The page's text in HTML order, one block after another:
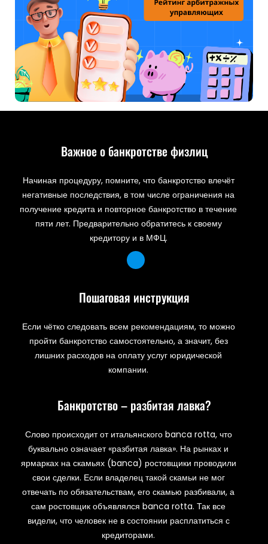
Важное о банкротстве физлиц
Начиная процедуру, помните, что банкротство влечёт
негативные последствия, в том числе ограничения на
получение кредита и повторное банкротство в течение
пяти лет. Предварительно обратитесь к своему
кредитору и в МФЦ.
Пошаговая инструкция
Если чётко следовать всем рекомендациям, то можно
пройти банкротство самостоятельно, а значит, без
лишних расходов на оплату услуг юридической
компании.
Банкротство – разбитая лавка?
Слово происходит от итальянского banca rotta, что
буквально означает «разбитая лавка». На рынках и
ярмарках на скамьях (banca) ростовщики проводили
свои сделки. Если владелец такой скамьи не мог
отвечать по обязательствам, его скамью разбивали, а
сам ростовщик объявлялся banca rotta. Так все
видели, что человек не в состоянии расплатиться с
кредиторами.